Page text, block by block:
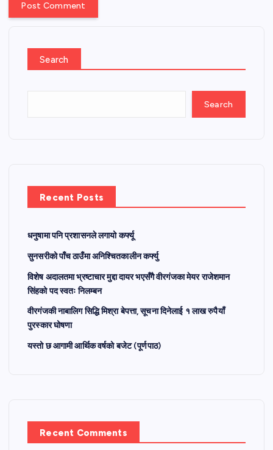
Search
Search
Recent Posts
धनुषामा पनि प्रशासनले लगायो कर्फ्यू
सुनसरीको पाँच ठाउँमा अनिश्चितकालीन कर्फ्यु
विशेष अदालतमा भ्रष्टाचार मुद्दा दायर भएसँगै वीरगंजका मेयर राजेशमान
सिंहको पद स्वतः निलम्बन
वीरगंजकी नाबालिग सिद्धि मिश्रा बेपत्ता, सूचना दिनेलाई १ लाख रुपैयाँ
पुरस्कार घोषणा
यस्तो छ आगामी आर्थिक वर्षको बजेट (पूर्णपाठ)
Recent Comments